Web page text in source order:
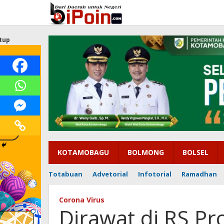
konten
KOTAMOBAGU BOLMONG BOLSEL
Totabuan Advetorial Infotorial Ramadhan
Corona Virus
Dirawat di RS